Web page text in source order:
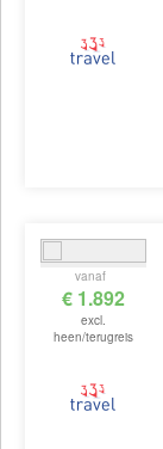
vanaf
€ 1.892
excl.
heen/terugreis